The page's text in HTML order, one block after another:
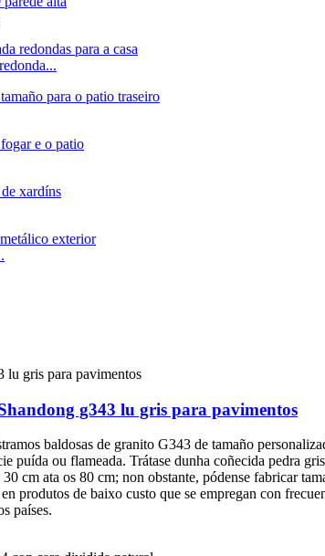
g343 lu gris para pavimentos
baldosas de granito G343 de tamaño
ou flameada. Trátase dunha coñecida pedra
cm ata os 80 cm; non obstante, pódense fabricar
produtos de baixo custo que se empregan con
países.